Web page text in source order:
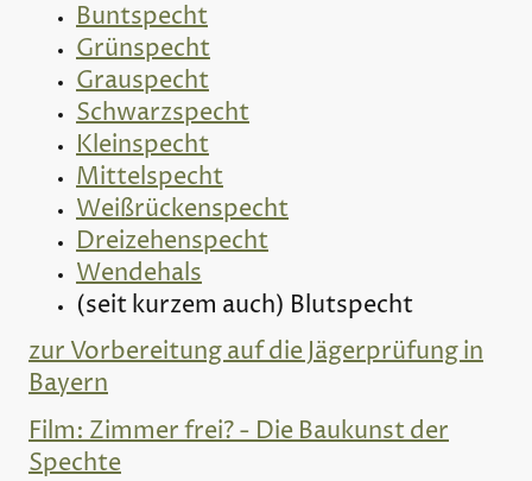
Buntspecht
Grünspecht
Grauspecht
Schwarzspecht
Kleinspecht
Mittelspecht
Weißrückenspecht
Dreizehenspecht
Wendehals
(seit kurzem auch) Blutspecht
zur Vorbereitung auf die Jägerprüfung in
Bayern
Film: Zimmer frei? - Die Baukunst der
Spechte